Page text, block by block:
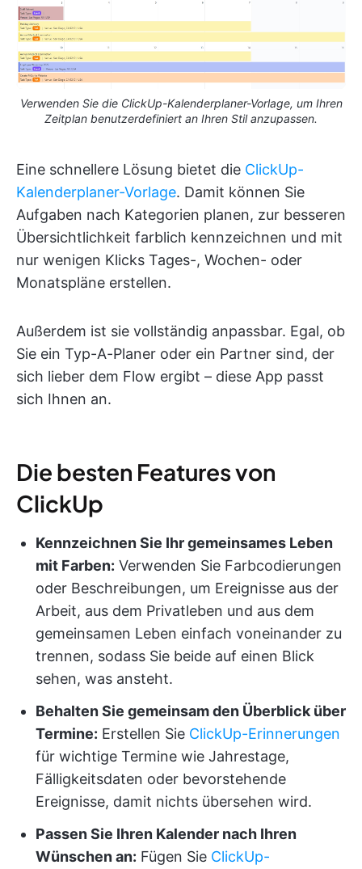
Verwenden Sie die ClickUp-Kalenderplaner-Vorlage, um Ihren
Zeitplan benutzerdefiniert an Ihren Stil anzupassen.
Eine schnellere Lösung bietet die ClickUp-
Kalenderplaner-Vorlage. Damit können Sie
Aufgaben nach Kategorien planen, zur besseren
Übersichtlichkeit farblich kennzeichnen und mit
nur wenigen Klicks Tages-, Wochen- oder
Monatspläne erstellen.
Außerdem ist sie vollständig anpassbar. Egal, ob
Sie ein Typ-A-Planer oder ein Partner sind, der
sich lieber dem Flow ergibt – diese App passt
sich Ihnen an.
Die besten Features von
ClickUp
Kennzeichnen Sie Ihr gemeinsames Leben
mit Farben: Verwenden Sie Farbcodierungen
oder Beschreibungen, um Ereignisse aus der
Arbeit, aus dem Privatleben und aus dem
gemeinsamen Leben einfach voneinander zu
trennen, sodass Sie beide auf einen Blick
sehen, was ansteht.
Behalten Sie gemeinsam den Überblick über
Termine: Erstellen Sie ClickUp-Erinnerungen
für wichtige Termine wie Jahrestage,
Fälligkeitsdaten oder bevorstehende
Ereignisse, damit nichts übersehen wird.
Passen Sie Ihren Kalender nach Ihren
Wünschen an: Fügen Sie ClickUp-